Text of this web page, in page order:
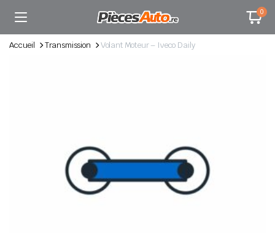
0
Accueil Transmission Volant Moteur – Iveco Daily